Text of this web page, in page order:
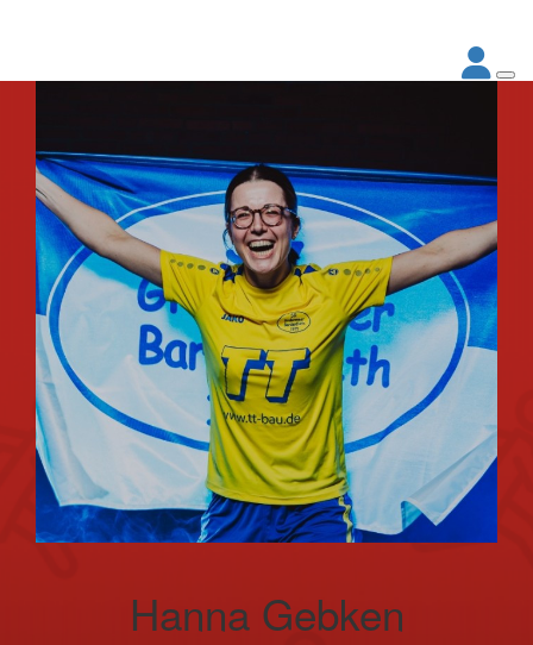
Hanna Gebken